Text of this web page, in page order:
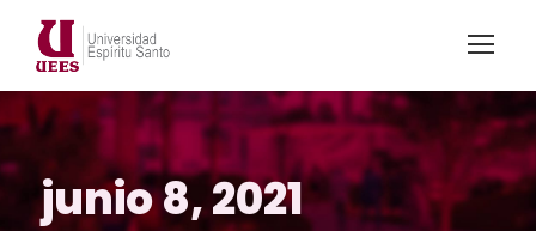
junio 8, 2021